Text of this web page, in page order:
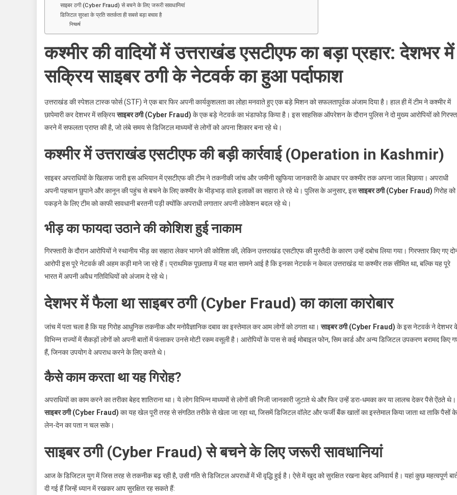
साइबर
ठगी
के
नेटवर्क
का
भंडाफोड़,
दो
गिरफ्तार
साइबर ठगी (Cyber Fraud) से बचने के लिए जरूरी सावधानियां
डिजिटल सुरक्षा के प्रति सतर्कता ही सबसे बड़ा बचाव है
निष्कर्ष
कश्मीर की वादियों में उत्तराखंड एसटीएफ का बड़ा प्रहार: देशभर में
सक्रिय साइबर ठगी के नेटवर्क का हुआ पर्दाफाश
उत्तराखंड की स्पेशल टास्क फोर्स (STF) ने एक बार फिर अपनी कार्यकुशलता का लोहा मनवाते हुए एक बड़े मिशन को सफलतापूर्वक अंजाम दिया है। हाल ही में टीम ने कश्मीर में
छापेमारी कर देशभर में सक्रियसाइबर ठगी (Cyber Fraud) के एक बड़े नेटवर्क का भंडाफोड़ किया है। इस साहसिक ऑपरेशन के दौरान पुलिस ने दो मुख्य आरोपियों को
करने में सफलता प्राप्त की है, जो लंबे समय से डिजिटल माध्यमों से लोगों को अपना शिकार बना रहे थे।
कश्मीर में उत्तराखंड एसटीएफ की बड़ी कार्रवाई (Operation in Kashmir)
साइबर अपराधियों के खिलाफ जारी इस अभियान में एसटीएफ की टीम ने तकनीकी जांच और जमीनी खुफिया जानकारी के आधार पर कश्मीर तक अपना जाल बिछाया। अपराधी
अपनी पहचान छुपाने और कानून की पहुंच से बचने के लिए कश्मीर के भीड़भाड़ वाले इलाकों का सहारा ले रहे थे। पुलिस के अनुसार, इससाइबर ठगी (Cyber Fraud) गिरोह को
पकड़ने के लिए टीम को काफी सावधानी बरतनी पड़ी क्योंकि अपराधी लगातार अपनी लोकेशन बदल रहे थे।
भीड़ का फायदा उठाने की कोशिश हुई नाकाम
गिरफ्तारी के दौरान आरोपियों ने स्थानीय भीड़ का सहारा लेकर भागने की कोशिश की, लेकिन उत्तराखंड एसटीएफ की मुस्तैदी के कारण उन्हें दबोच लिया गया। गिरफ्तार किए गए
आरोपी इस पूरे नेटवर्क की अहम कड़ी माने जा रहे हैं। प्राथमिक पूछताछ में यह बात सामने आई है कि इनका नेटवर्क न केवल उत्तराखंड या कश्मीर तक सीमित था, बल्कि यह पूरे
भारत में अपनी अवैध गतिविधियों को अंजाम दे रहे थे।
देशभर में फैला था साइबर ठगी (Cyber Fraud) का काला कारोबार
जांच में पता चला है कि यह गिरोह आधुनिक तकनीक और मनोवैज्ञानिक दबाव का इस्तेमाल कर आम लोगों को ठगता था।साइबर ठगी (Cyber Fraud) के इस नेटवर्क ने देशभर
विभिन्न राज्यों में सैकड़ों लोगों को अपनी बातों में फंसाकर उनसे मोटी रकम वसूली है। आरोपियों के पास से कई मोबाइल फोन, सिम कार्ड और अन्य डिजिटल उपकरण बरामद किए
हैं, जिनका उपयोग वे अपराध करने के लिए करते थे।
कैसे काम करता था यह गिरोह?
अपराधियों का काम करने का तरीका बेहद शातिराना था। ये लोग विभिन्न माध्यमों से लोगों की निजी जानकारी जुटाते थे और फिर उन्हें डरा-धमका कर या लालच देकर पैसे ऐंठते थे।
साइबर ठगी (Cyber Fraud) का यह खेल पूरी तरह से संगठित तरीके से खेला जा रहा था, जिसमें डिजिटल वॉलेट और फर्जी बैंक खातों का इस्तेमाल किया जाता था ताकि पैसों के
लेन-देन का पता न चल सके।
साइबर ठगी (Cyber Fraud) से बचने के लिए जरूरी सावधानियां
आज के डिजिटल युग में जिस तरह से तकनीक बढ़ रही है, उसी गति से डिजिटल अपराधों में भी वृद्धि हुई है। ऐसे में खुद को सुरक्षित रखना बेहद अनिवार्य है। यहां कुछ महत्वपूर्ण
दी गई हैं जिन्हें ध्यान में रखकर आप सुरक्षित रह सकते हैं: